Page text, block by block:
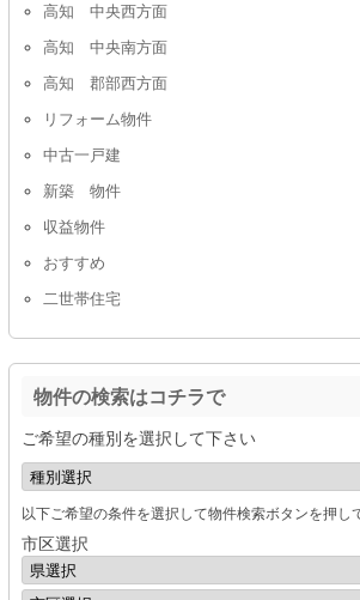
高知 中央西方面
高知 中央南方面
高知 郡部西方面
リフォーム物件
中古一戸建
新築 物件
収益物件
おすすめ
二世帯住宅
物件の検索はコチラで
ご希望の種別を選択して下さい
以下ご希望の条件を選択して物件検索ボタンを押し
市区選択